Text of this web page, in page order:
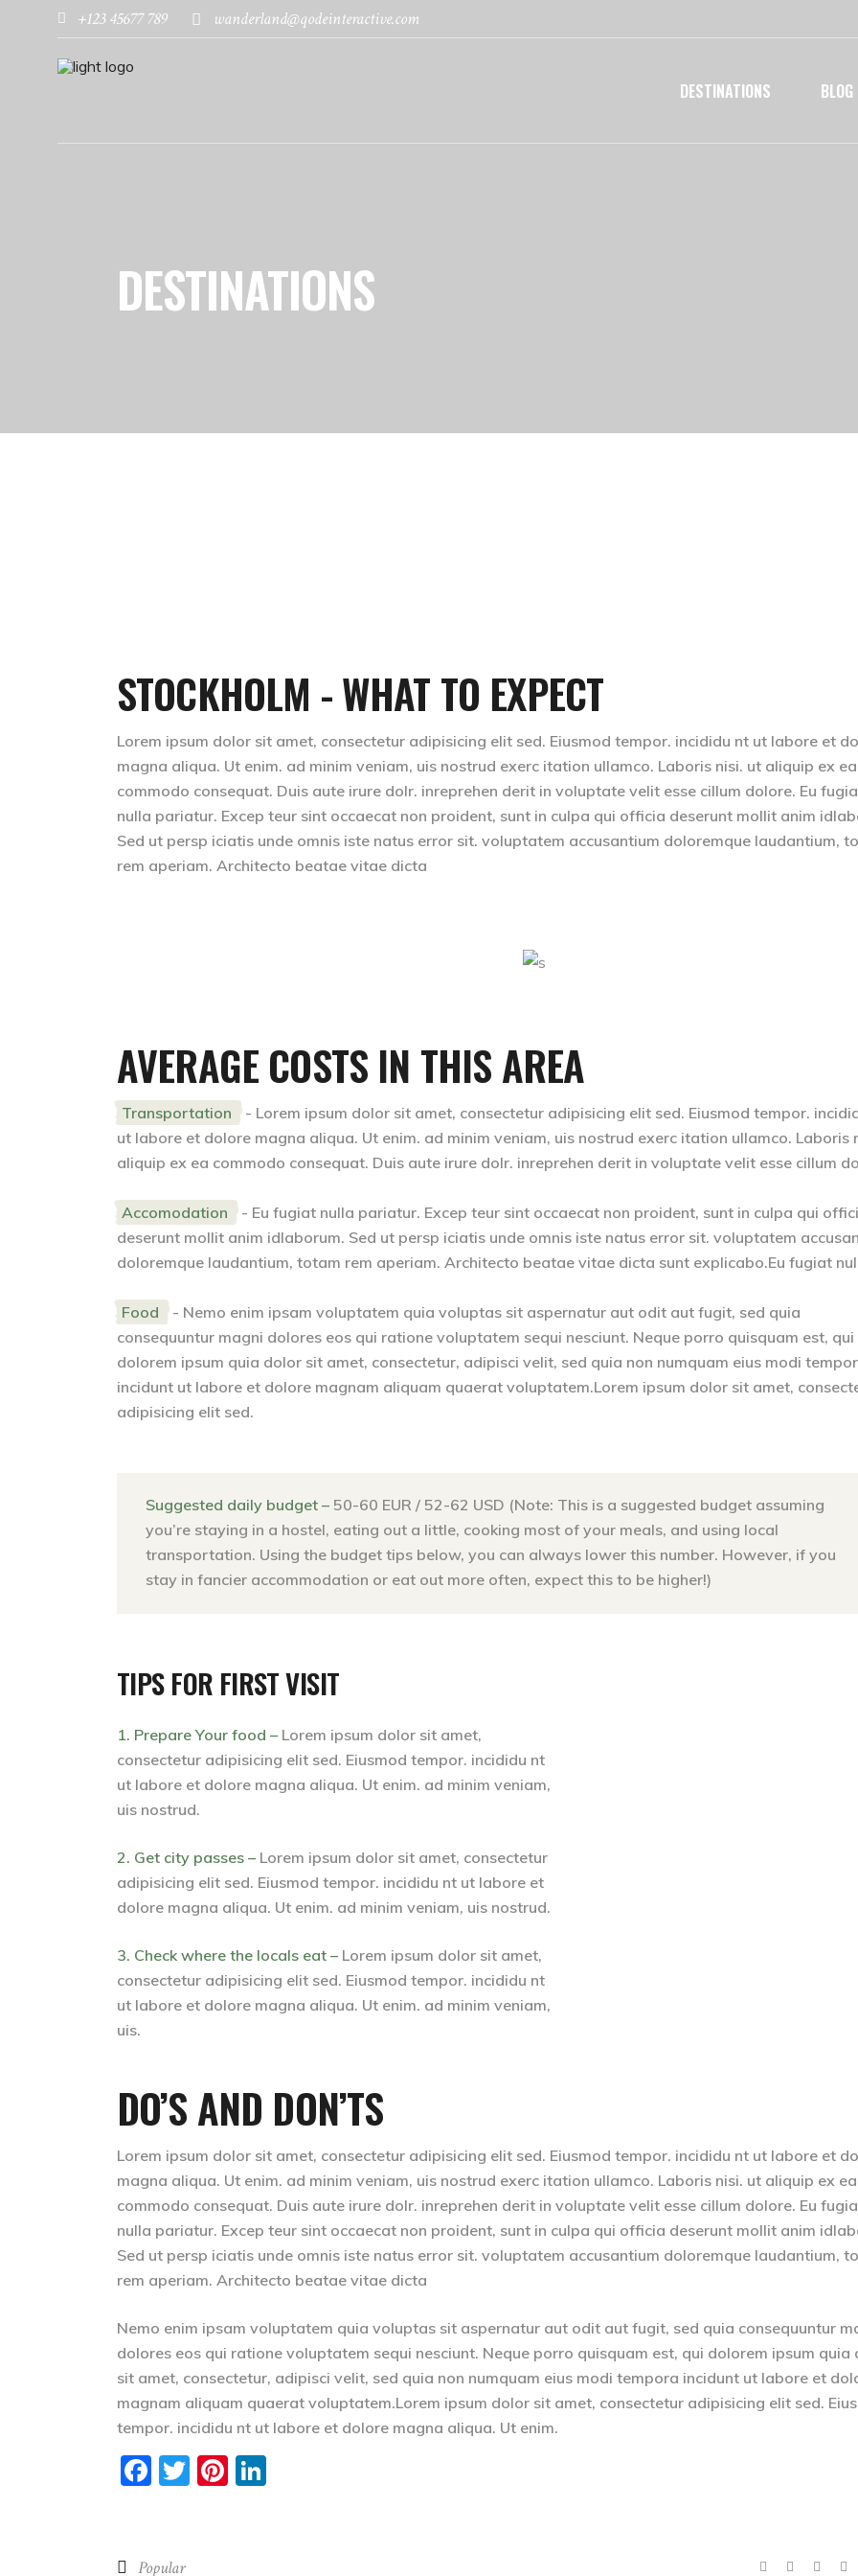
+123 45677 789 wanderland@qodeinteractive.com
DESTINATIONS BLOG
DESTINATIONS
STOCKHOLM - WHAT TO EXPECT
Lorem ipsum dolor sit amet, consectetur adipisicing elit sed. Eiusmod tempor. incididu nt ut labore et
magna aliqua. Ut enim. ad minim veniam, uis nostrud exerc itation ullamco. Laboris nisi. ut aliquip ex ea
commodo consequat. Duis aute irure dolr. inreprehen derit in voluptate velit esse cillum dolore. Eu
nulla pariatur. Excep teur sint occaecat non proident, sunt in culpa qui officia deserunt mollit anim
Sed ut persp iciatis unde omnis iste natus error sit. voluptatem accusantium doloremque laudantium,
rem aperiam. Architecto beatae vitae dicta
AVERAGE COSTS IN THIS AREA
Transportation - Lorem ipsum dolor sit amet, consectetur adipisicing elit sed. Eiusmod tempor.
ut labore et dolore magna aliqua. Ut enim. ad minim veniam, uis nostrud exerc itation ullamco. Laboris
aliquip ex ea commodo consequat. Duis aute irure dolr. inreprehen derit in voluptate velit esse cillum
Accomodation - Eu fugiat nulla pariatur. Excep teur sint occaecat non proident, sunt in culpa qui
deserunt mollit anim idlaborum. Sed ut persp iciatis unde omnis iste natus error sit. voluptatem
doloremque laudantium, totam rem aperiam. Architecto beatae vitae dicta sunt explicabo.Eu fugiat
Food - Nemo enim ipsam voluptatem quia voluptas sit aspernatur aut odit aut fugit, sed quia
consequuntur magni dolores eos qui ratione voluptatem sequi nesciunt. Neque porro quisquam est, qui
dolorem ipsum quia dolor sit amet, consectetur, adipisci velit, sed quia non numquam eius modi
incidunt ut labore et dolore magnam aliquam quaerat voluptatem.Lorem ipsum dolor sit amet,
adipisicing elit sed.
Suggested daily budget – 50-60 EUR / 52-62 USD (Note: This is a suggested budget assuming
you’re staying in a hostel, eating out a little, cooking most of your meals, and using local
transportation. Using the budget tips below, you can always lower this number. However, if you
stay in fancier accommodation or eat out more often, expect this to be higher!)
TIPS FOR FIRST VISIT
1. Prepare Your food – Lorem ipsum dolor sit amet,
consectetur adipisicing elit sed. Eiusmod tempor. incididu nt
ut labore et dolore magna aliqua. Ut enim. ad minim veniam,
uis nostrud.
2. Get city passes – Lorem ipsum dolor sit amet, consectetur
adipisicing elit sed. Eiusmod tempor. incididu nt ut labore et
dolore magna aliqua. Ut enim. ad minim veniam, uis nostrud.
3. Check where the locals eat – Lorem ipsum dolor sit amet,
consectetur adipisicing elit sed. Eiusmod tempor. incididu nt
ut labore et dolore magna aliqua. Ut enim. ad minim veniam,
uis.
DO’S AND DON’TS
Lorem ipsum dolor sit amet, consectetur adipisicing elit sed. Eiusmod tempor. incididu nt ut labore et
magna aliqua. Ut enim. ad minim veniam, uis nostrud exerc itation ullamco. Laboris nisi. ut aliquip ex ea
commodo consequat. Duis aute irure dolr. inreprehen derit in voluptate velit esse cillum dolore. Eu
nulla pariatur. Excep teur sint occaecat non proident, sunt in culpa qui officia deserunt mollit anim
Sed ut persp iciatis unde omnis iste natus error sit. voluptatem accusantium doloremque laudantium,
rem aperiam. Architecto beatae vitae dicta
Nemo enim ipsam voluptatem quia voluptas sit aspernatur aut odit aut fugit, sed quia consequuntur
dolores eos qui ratione voluptatem sequi nesciunt. Neque porro quisquam est, qui dolorem ipsum quia
sit amet, consectetur, adipisci velit, sed quia non numquam eius modi tempora incidunt ut labore et
magnam aliquam quaerat voluptatem.Lorem ipsum dolor sit amet, consectetur adipisicing elit sed.
tempor. incididu nt ut labore et dolore magna aliqua. Ut enim.
Facebook
TwitterPinterest
Popular